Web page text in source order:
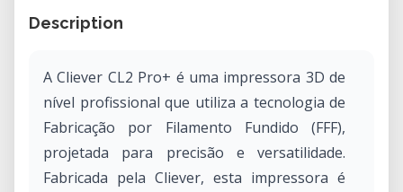
Description
A Cliever CL2 Pro+ é uma impressora 3D de
nível profissional que utiliza a tecnologia de
Fabricação por Filamento Fundido (FFF),
projetada para precisão e versatilidade.
Fabricada pela Cliever, esta impressora é